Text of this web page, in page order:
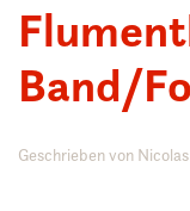
Band/
Geschrieben von